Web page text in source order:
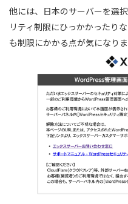
他には、日本のサーバーを選
リティ制限にひっかかったり
も制限にかかる点が気になりま